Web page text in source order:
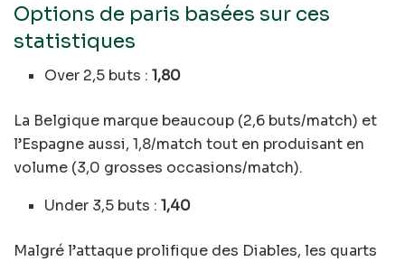
Options de paris basées sur ces
statistiques
Over 2,5 buts :1,80
La Belgique marque beaucoup (2,6 buts/match) et
l’Espagne aussi, 1,8/match tout en produisant en
volume (3,0 grosses occasions/match).
Under 3,5 buts :1,40
Malgré l’attaque prolifique des Diables, les quarts